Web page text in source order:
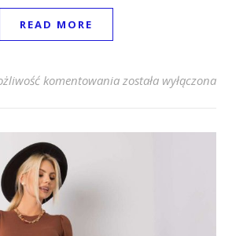
READ MORE
komentowania Sukieneczki na
została wyłączona